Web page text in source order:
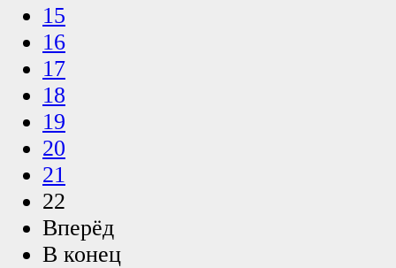
15
16
17
18
19
20
21
22
Вперёд
В конец